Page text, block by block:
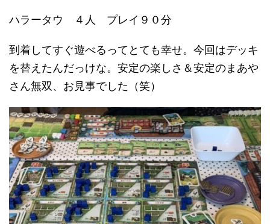
ハラータウ ４人 プレイ９０分
到着してすぐ遊べるってとても幸せ。今回はデッキ
を替えたんだっけな。安定の楽しさ＆安定のまあや
さん無双、お見事でした（笑）